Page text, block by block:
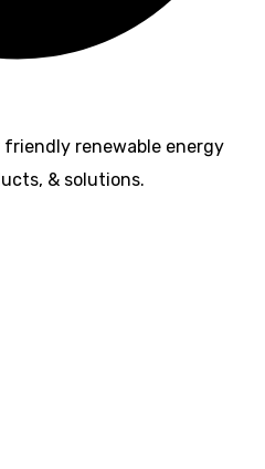
renewable energy
& solutions.